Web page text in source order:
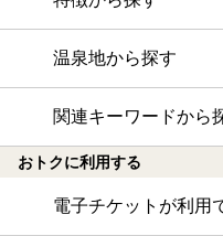
温泉地から探す
関連キーワードから
おトクに利用する
電子チケットが利用